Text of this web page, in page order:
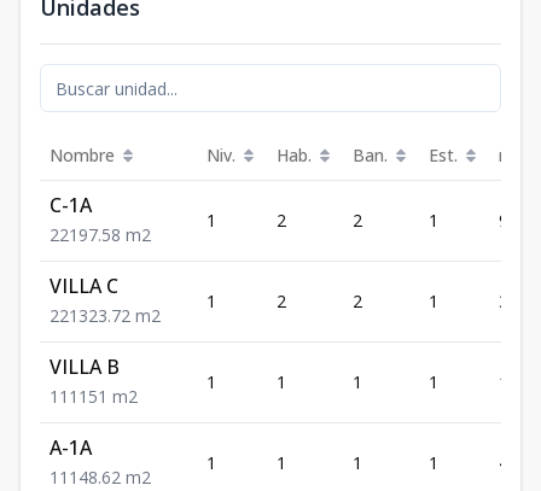
Unidades
Nombre Niv. Hab. Ban. Est. m²
C-1A
221 97.58 m2
1 2 2 1 97.58
VILLA C
221 323.72 m2
1 2 2 1
VILLA B
1 1 1 151 m2
1 1 1 1 151
A-1A
1 1 1 48.62 m2
1 1 1 1 48.62